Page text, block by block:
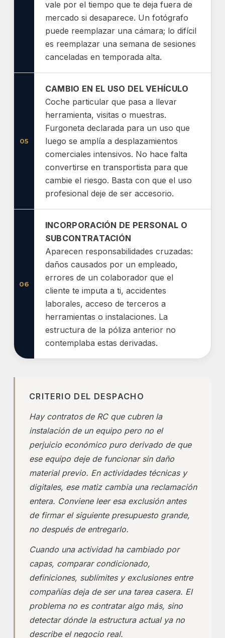
vale por el tiempo que te deja fuera de
mercado si desaparece. Un fotógrafo
puede reemplazar una cámara; lo difícil
es reemplazar una semana de sesiones
canceladas en temporada alta.
05
CAMBIO EN EL USO DEL VEHÍCULO
Coche particular que pasa a llevar
herramienta, visitas o muestras.
Furgoneta declarada para un uso que
luego se amplía a desplazamientos
comerciales intensivos. No hace falta
convertirse en transportista para que
cambie el riesgo. Basta con que el uso
profesional deje de ser accesorio.
06
INCORPORACIÓN DE PERSONAL O
SUBCONTRATACIÓN
Aparecen responsabilidades cruzadas:
daños causados por un empleado,
errores de un colaborador que el
cliente te imputa a ti, accidentes
laborales, acceso de terceros a
herramientas o instalaciones. La
estructura de la póliza anterior no
contemplaba estas derivadas.
CRITERIO DEL DESPACHO
Hay contratos de RC que cubren la
instalación de un equipo pero no el
perjuicio económico puro derivado de que
ese equipo deje de funcionar sin daño
material previo. En actividades técnicas y
digitales, ese matiz cambia una reclamación
entera. Conviene leer esa exclusión antes
de firmar el siguiente presupuesto grande,
no después de entregarlo.
Cuando una actividad ha cambiado por
capas, comparar condicionado,
definiciones, sublímites y exclusiones entre
compañías deja de ser una tarea casera. El
problema no es contratar algo más, sino
detectar dónde la estructura actual ya no
describe el negocio real.